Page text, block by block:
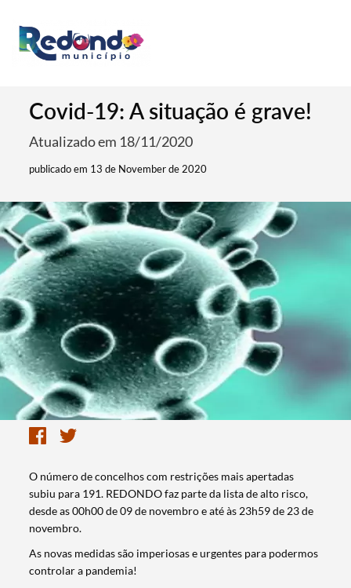
Covid-19: A situação é grave!
Atualizado em 18/11/2020
publicado em 13 de November de 2020
O número de concelhos com restrições mais apertadas
subiu para 191. REDONDO faz parte da lista de alto risco,
desde as 00h00 de 09 de novembro e até às 23h59 de 23 de
novembro.
As novas medidas são imperiosas e urgentes para podermos
controlar a pandemia!